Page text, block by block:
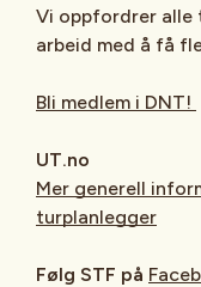
Vi oppfordrer alle
arbeid med å få
Bli medlem i DNT!
UT.no
Mer generell
turplanlegger
Følg STF på